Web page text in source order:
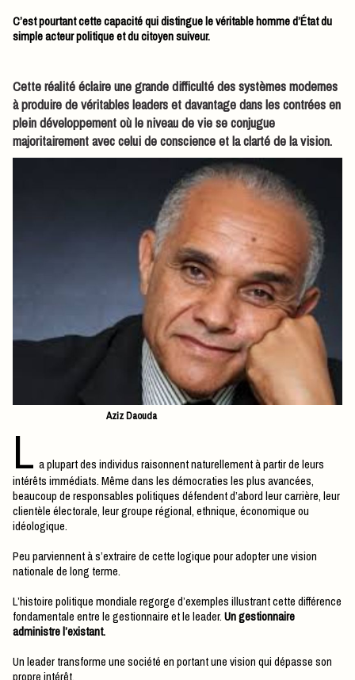
C’est pourtant cette capacité qui distingue le véritable homme d’État du
simple acteur politique et du citoyen suiveur.
Cette réalité éclaire une grande difficulté des systèmes modernes
à produire de véritables leaders et davantage dans les contrées en
plein développement où le niveau de vie se conjugue
majoritairement avec celui de conscience et la clarté de la vision.
Aziz Daouda
L a plupart des individus raisonnent naturellement à partir de leurs
intérêts immédiats. Même dans les démocraties les plus avancées,
beaucoup de responsables politiques défendent d’abord leur carrière, leur
clientèle électorale, leur groupe régional, ethnique, économique ou
idéologique.
Peu parviennent à s’extraire de cette logique pour adopter une vision
nationale de long terme.
L’histoire politique mondiale regorge d’exemples illustrant cette différence
fondamentale entre le gestionnaire et le leader.Un gestionnaire
administre l’existant.
Un leader transforme une société en portant une vision qui dépasse son
propre intérêt.